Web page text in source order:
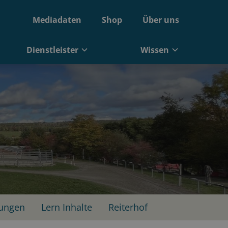
Mediadaten Shop Über uns
Dienstleister Wissen
Lern Inhalte Reiterhof